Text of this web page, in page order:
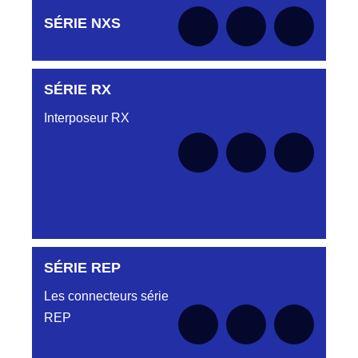
Aucune pièce disponible pour cette série pour
le moment
SÉRIE NXS
Aucune pièce disponible pour cette série pour
SÉRIE RX
Interposeur RX
Aucune pièce disponible pour cette série pour
SÉRIE REP
Les connecteurs série
REP